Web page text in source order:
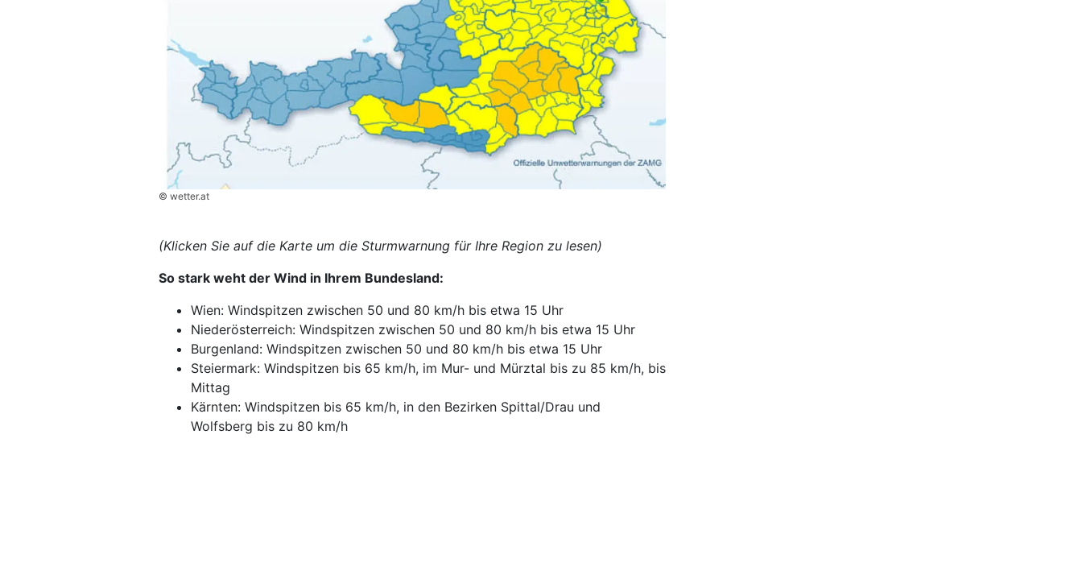
© wetter.at
(Klicken Sie auf die Karte um die Sturmwarnung für Ihre Region zu lesen)
So stark weht der Wind in Ihrem Bundesland:
Wien: Windspitzen zwischen 50 und 80 km/h bis etwa 15 Uhr
Niederösterreich: Windspitzen zwischen 50 und 80 km/h bis etwa 15 Uhr
Burgenland: Windspitzen zwischen 50 und 80 km/h bis etwa 15 Uhr
Steiermark: Windspitzen bis 65 km/h, im Mur- und Mürztal bis zu 85 km/h, bis
Mittag
Kärnten: Windspitzen bis 65 km/h, in den Bezirken Spittal/Drau und
Wolfsberg bis zu 80 km/h